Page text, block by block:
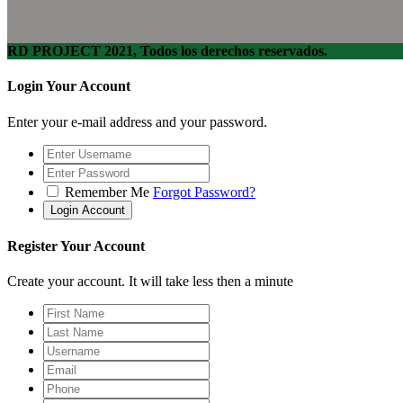
RD PROJECT 2021, Todos los derechos reservados.
Login Your Account
Enter your e-mail address and your password.
Remember Me Forgot Password?
Register Your Account
Create your account. It will take less then a minute